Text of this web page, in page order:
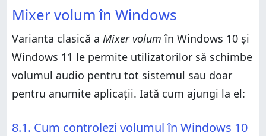
Mixer volum în Windows
Varianta clasică a Mixer volum în Windows 10 și
Windows 11 le permite utilizatorilor să schimbe
volumul audio pentru tot sistemul sau doar
pentru anumite aplicații. Iată cum ajungi la el:
8.1. Cum controlezi volumul în Windows 10